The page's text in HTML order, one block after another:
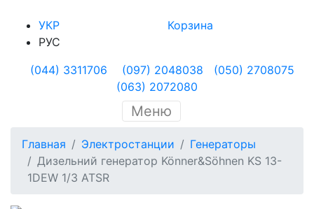
УКР
РУС
Корзина
(044) 3311706 (097) 2048038
(050) 2708075
(063) 2072080
Меню
Главная Электростанции
Генераторы
Дизельний генератор Könner&Söhnen KS 13-
1DEW 1/3 ATSR